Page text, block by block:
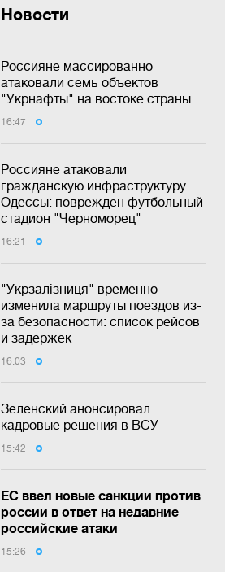
Новости
Россияне массированно
атаковали семь объектов
"Укрнафты" на востоке страны
16:47
Россияне атаковали
гражданскую инфраструктуру
Одессы: поврежден футбольный
стадион "Черноморец"
16:21
"Укрзалізниця" временно
изменила маршруты поездов из-
за безопасности: список рейсов
и задержек
16:03
Зеленский анонсировал
кадровые решения в ВСУ
15:42
ЕС ввел новые санкции против
россии в ответ на недавние
российские атаки
15:26